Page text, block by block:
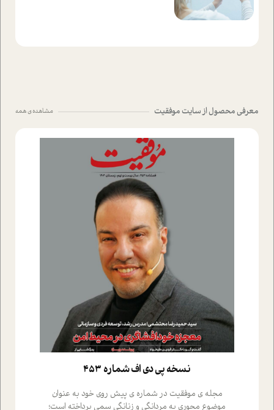
معرفی محصول از سایت موفقیت مشاهده ی همه
نسخه پي دي اف شماره 453
مجله ی موفقیت در شماره ی پیش روی خود به عنوان
موضوع محوری به مردانگی و زنانگی سمی پرداخته است؛